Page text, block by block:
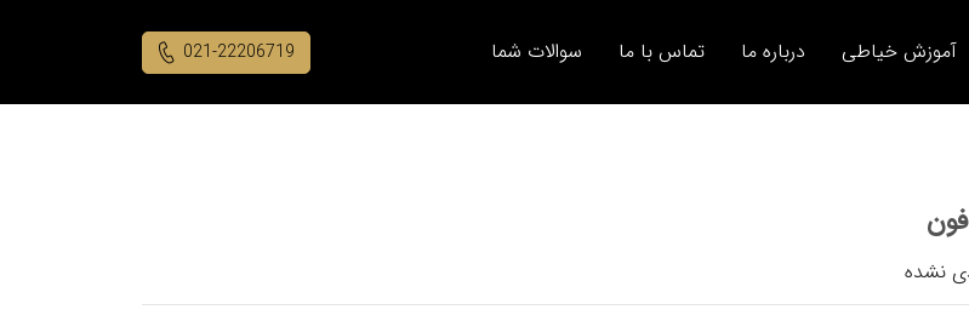
آموزش خیاطی درباره ما تماس با ما سوالات شما 021-22206719
نشده